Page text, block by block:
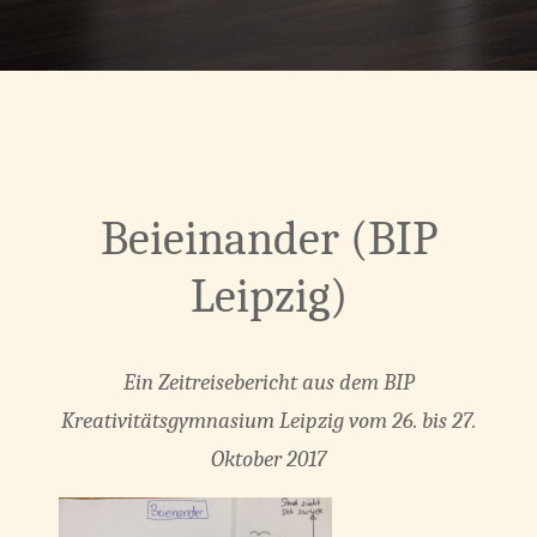
Beieinander (BIP
Leipzig)
Ein Zeitreisebericht aus dem BIP
Kreativitätsgymnasium Leipzig vom 26. bis 27.
Oktober 2017